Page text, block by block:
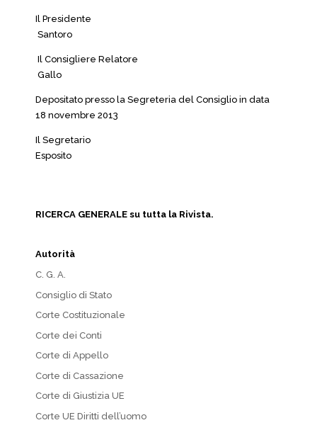
Il Presidente
Santoro
Il Consigliere Relatore
Gallo
Depositato presso la Segreteria del Consiglio in data
18 novembre 2013
Il Segretario
Esposito
RICERCA GENERALE su tutta la Rivista.
Autorità
C. G. A.
Consiglio di Stato
Corte Costituzionale
Corte dei Conti
Corte di Appello
Corte di Cassazione
Corte di Giustizia UE
Corte UE Diritti dell’uomo